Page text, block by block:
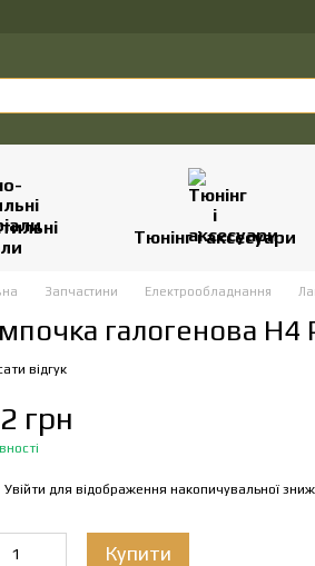
Тюнінг і аксесуари
Запчастини Електрообладнання
галогенова H4
відгук
грн
Увійти для відображення накопичувальної
Купити